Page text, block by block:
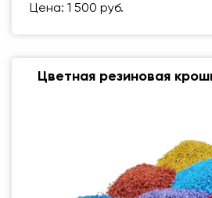
Цена: 1 500 руб.
Цветная резиновая